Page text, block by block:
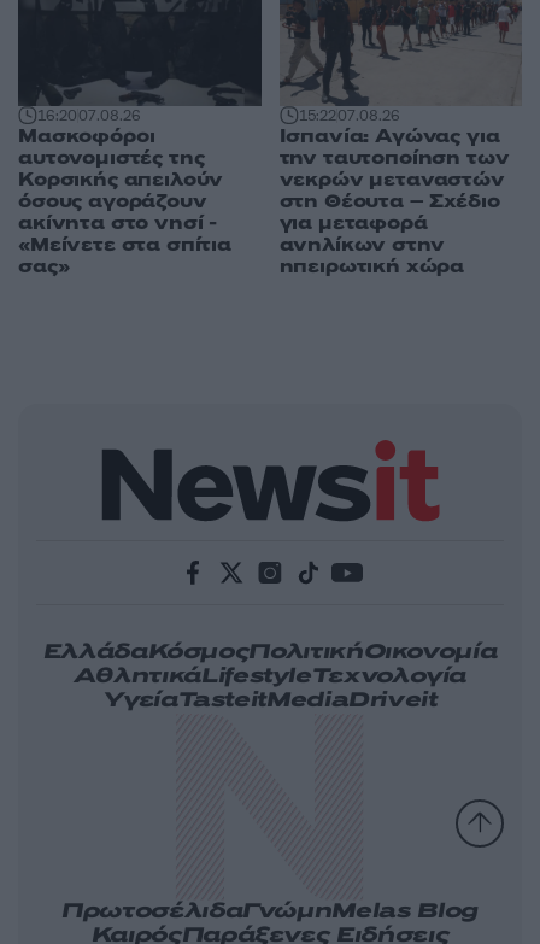
16:2007.08.26
Μασκοφόροι
αυτονομιστές της
Κορσικής απειλούν
όσους αγοράζουν
ακίνητα στο νησί -
«Μείνετε στα σπίτια
σας»
15:2207.08.26
Ισπανία: Αγώνας για
την ταυτοποίηση των
νεκρών μεταναστών
στη Θέουτα – Σχέδιο
για μεταφορά
ανηλίκων στην
ηπειρωτική χώρα
ΕλλάδαΚόσμοςΠολιτικήΟικονομία
ΑθλητικάLifestyleΤεχνολογία
ΥγείαTasteitMediaDriveit
ΠρωτοσέλιδαΓνώμηMelas Blog
ΚαιρόςΠαράξενες Ειδήσεις